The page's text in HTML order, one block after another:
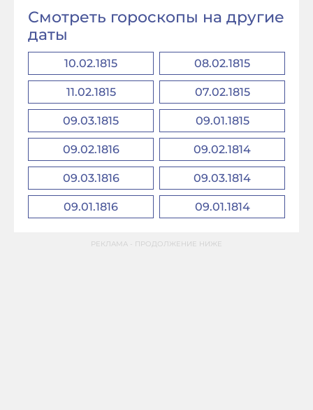
Смотреть гороскопы на другие
даты
10.02.1815 08.02.1815
11.02.1815 07.02.1815
09.03.1815 09.01.1815
09.02.1816 09.02.1814
09.03.1816 09.03.1814
09.01.1816 09.01.1814
РЕКЛАМА - ПРОДОЛЖЕНИЕ НИЖЕ